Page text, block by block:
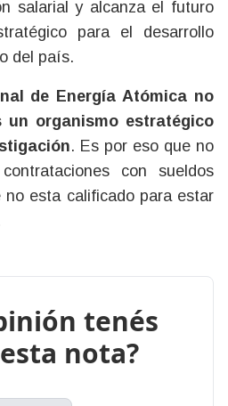
salarial y alcanza el futuro
para el desarrollo
del país.
de Energía Atómica no
un organismo estratégico
. Es por eso que no
con sueldos
no esta calificado para estar
tenés
nota?